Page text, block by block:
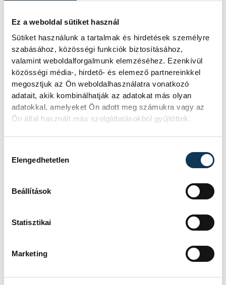
Ez a weboldal sütiket használ
Sütiket használunk a tartalmak és hirdetések személyre
szabásához, közösségi funkciók biztosításához,
valamint weboldalforgalmunk elemzéséhez. Ezenkívül
közösségi média-, hirdető- és elemező partnereinkkel
megosztjuk az Ön weboldalhasználatra vonatkozó
adatait, akik kombinálhatják az adatokat más olyan
adatokkal, amelyeket Ön adott meg számukra vagy az
Ön által használt más szolgáltatásokból gyűjtöttek.
Elengedhetetlen
Beállítások
Statisztikai
Marketing
fiatalok